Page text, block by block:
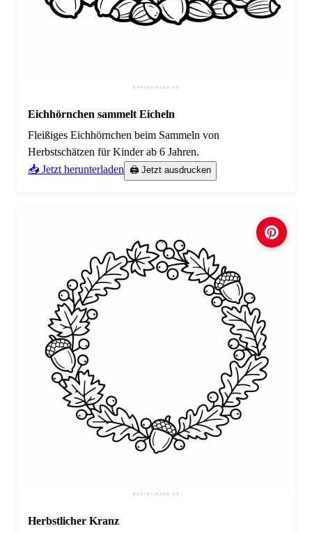
Eichhörnchen sammelt Eicheln
Fleißiges Eichhörnchen beim Sammeln von
Herbstschätzen für Kinder ab 6 Jahren.
📥 Jetzt herunterladen
🖨️ Jetzt ausdrucken
Herbstlicher Kranz